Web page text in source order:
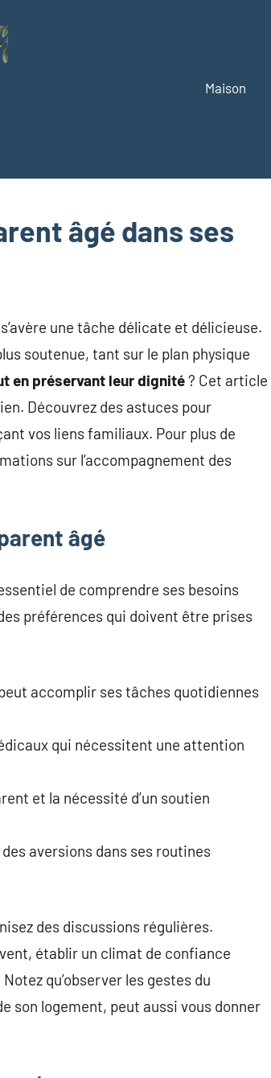
Maison
âgé dans ses
une tâche délicate et délicieuse.
soutenue, tant sur le plan physique
en préservant leur dignité? Cet article
Découvrez des astuces pour
vos liens familiaux. Pour plus de
sur l’accompagnement des
âgé
de comprendre ses besoins
préférences qui doivent être prises
accomplir ses tâches quotidiennes
qui nécessitent une attention
et la nécessité d’un soutien
aversions dans ses routines
des discussions régulières.
établir un climat de confiance
qu’observer les gestes du
son logement, peut aussi vous donner